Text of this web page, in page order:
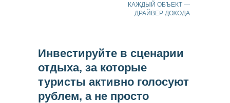
КАЖДЫЙ ОБЪЕКТ —
ДРАЙВЕР ДОХОДА
Инвестируйте в сценарии
отдыха, за которые
туристы активно голосуют
рублем, а не просто